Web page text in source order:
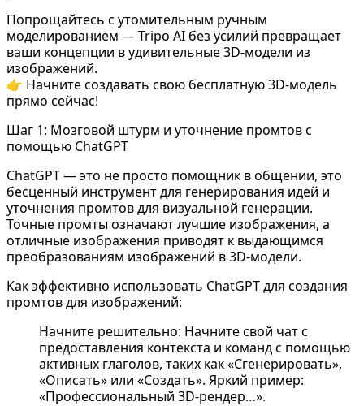
Попрощайтесь с утомительным ручным
моделированием — Tripo AI без усилий превращает
ваши концепции в удивительные3D-модели из
изображений.
👉 Начните создавать свою бесплатную 3D-модель
прямо сейчас!
Шаг 1: Мозговой штурм и уточнение промтов с
помощью ChatGPT
ChatGPT — это не просто помощник в общении, это
бесценный инструмент для генерирования идей и
уточнения промтов для визуальной генерации.
Точные промты означают лучшие изображения, а
отличные изображения приводят к выдающимся
преобразованиям изображений в 3D-модели.
Как эффективно использовать ChatGPT для создания
промтов для изображений:
Начните решительно: Начните свой чат с
предоставления контекста и команд с помощью
активных глаголов, таких как «Сгенерировать»,
«Описать» или «Создать». Яркий пример:
«Профессиональный 3D-рендер…».